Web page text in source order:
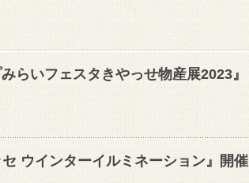
らいフェスタきやっせ物産展2023』
ウインターイルミネーション』開催